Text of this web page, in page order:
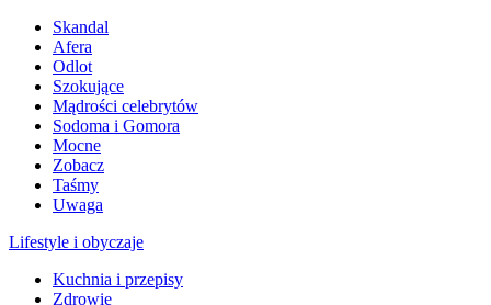
Skandal
Afera
Odlot
Szokujące
Mądrości celebrytów
Sodoma i Gomora
Mocne
Zobacz
Taśmy
Uwaga
Lifestyle i obyczaje
Kuchnia i przepisy
Zdrowie